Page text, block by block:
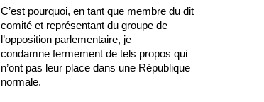
C’est pourquoi, en tant que membre du dit
comité et représentant du groupe de
l’opposition parlementaire, je
condamne fermement de tels propos qui
n’ont pas leur place dans une République
normale.